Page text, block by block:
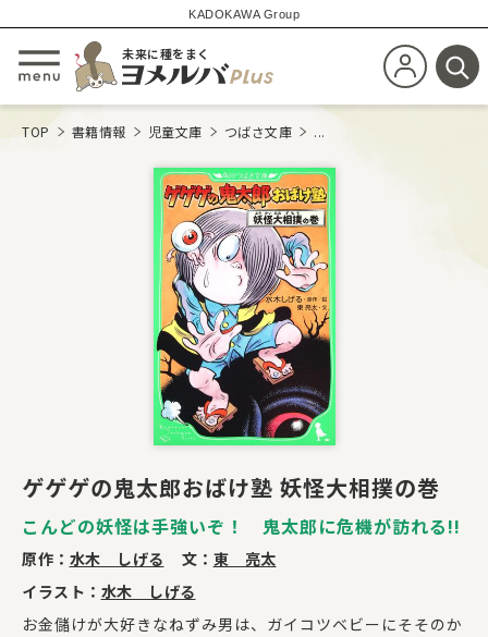
KADOKAWA Group
メニューを開閉する
未来に種をまく
新規会員登
検
TOP 書籍情報 児童文庫 つばさ文庫 ...
ゲゲゲの鬼太郎おばけ塾 妖怪大相撲の巻
こんどの妖怪は手強いぞ！ 鬼太郎に危機が訪れる!!
原作： 水木 しげる 文： 東 亮太
イラスト： 水木 しげる
お金儲けが大好きなねずみ男は、ガイコツベビーにそそのか